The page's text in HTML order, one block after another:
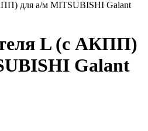
L (c АКПП)
Galant